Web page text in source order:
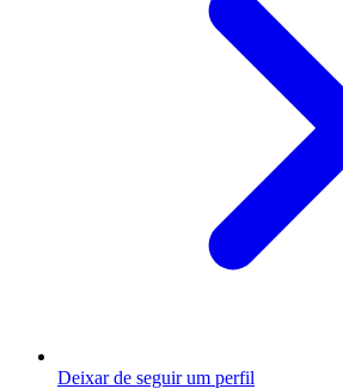
Deixar de seguir um perfil